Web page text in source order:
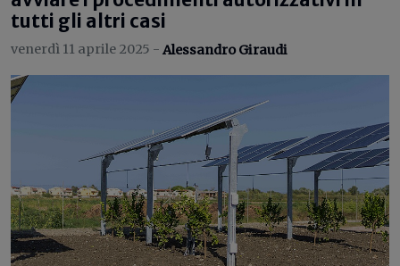
tutti gli altri casi
venerdì 11 aprile 2025 - Alessandro Giraudi